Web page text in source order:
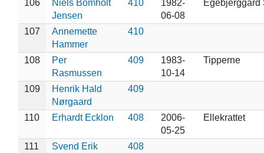
106
Niels Bomholt
Jensen
410
1982-
06-08
Egebjerggård
107
Annemette
Hammer
410
108
Per
Rasmussen
409
1983-
10-14
Tipperne
109
Henrik Hald
Nørgaard
409
110 Erhardt Ecklon 408
2006-
05-25
Ellekrattet
111
Svend Erik
408